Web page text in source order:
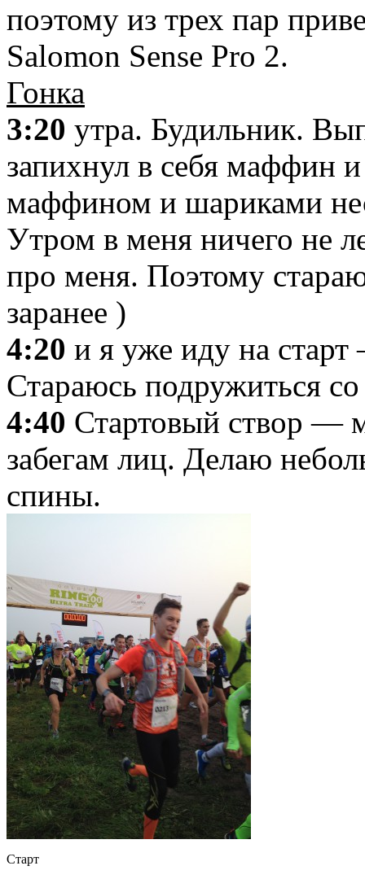
поэтому из трех пар
Salomon Sense Pro 2.
Гонка
3:20 утра. Будильник.
запихнул в себя маффин
маффином и шариками
Утром в меня ничего не
про меня. Поэтому
заранее )
4:20 и я уже иду на
Стараюсь подружиться
4:40 Стартовый створ —
забегам лиц. Делаю
спины.
Старт